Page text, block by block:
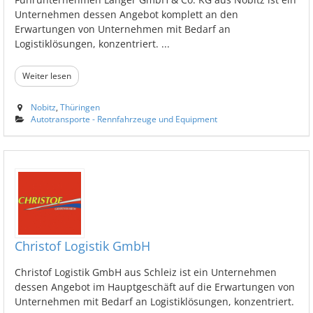
Unternehmen dessen Angebot komplett an den
Erwartungen von Unternehmen mit Bedarf an
Logistiklösungen, konzentriert. ...
Weiter lesen
Nobitz Thüringen
Autotransporte - Rennfahrzeuge und Equipment
Christof Logistik GmbH
Christof Logistik GmbH aus Schleiz ist ein Unternehmen
dessen Angebot im Hauptgeschäft auf die Erwartungen von
Unternehmen mit Bedarf an Logistiklösungen, konzentriert.